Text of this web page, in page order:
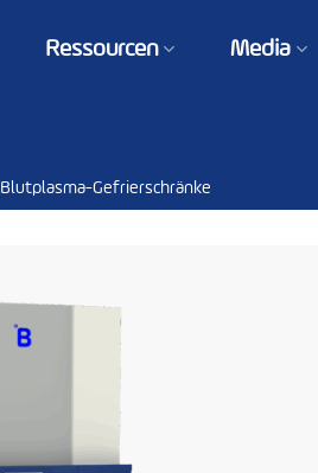
Ressourcen Media
Blutplasma-Gefrierschränke